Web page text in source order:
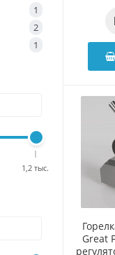
1
2
1
1,2 тыс.
Great